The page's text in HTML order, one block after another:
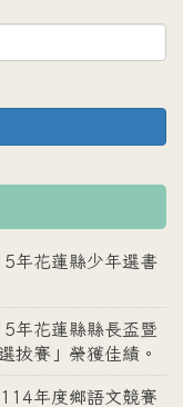
年花蓮縣少年選書
年花蓮縣縣長盃暨
拔賽」榮獲佳績。
年度鄉語文競賽